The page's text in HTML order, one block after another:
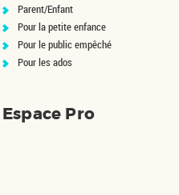
Parent/Enfant
Pour la petite enfance
Pour le public empêché
Pour les ados
Espace Pro